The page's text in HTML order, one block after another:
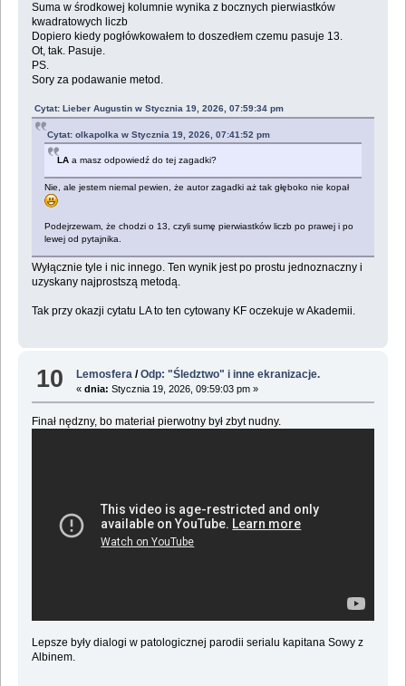
Suma w środkowej kolumnie wynika z bocznych pierwiastków
kwadratowych liczb
Dopiero kiedy pogłówkowałem to doszedłem czemu pasuje 13.
Ot, tak. Pasuje.
PS.
Sory za podawanie metod.
Cytat: Lieber Augustin w Stycznia 19, 2026, 07:59:34 pm
Cytat: olkapolka w Stycznia 19, 2026, 07:41:52 pm
LA a masz odpowiedź do tej zagadki?
Nie, ale jestem niemal pewien, że autor zagadki aż tak głęboko nie kopał
Podejrzewam, że chodzi o 13, czyli sumę pierwiastków liczb po prawej i po
lewej od pytajnika.
Wyłącznie tyle i nic innego. Ten wynik jest po prostu jednoznaczny i
uzyskany najprostszą metodą.
Tak przy okazji cytatu LA to ten cytowany KF oczekuje w Akademii.
10 Lemosfera /Odp: "Śledztwo" i inne ekranizacje.
«dnia: Stycznia 19, 2026, 09:59:03 pm »
Finał nędzny, bo materiał pierwotny był zbyt nudny.
Lepsze były dialogi w patologicznej parodii serialu kapitana Sowy z
Albinem.